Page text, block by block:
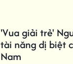
'Vua giải trẻ'
tài năng dị biệt
Nam